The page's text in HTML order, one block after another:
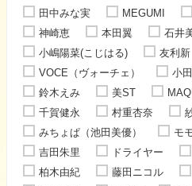
田中みな実 MEGUMI
神崎恵
本田翼
石井
小嶋陽菜(こじはる)
友利新
VOCE（ヴォーチェ）
小
鈴木えみ
美ST
千賀健永
村重杏奈
みちょぱ（池田美優）
モ
吉田朱里
ドライヤー
柏木由紀
藤田ニコル